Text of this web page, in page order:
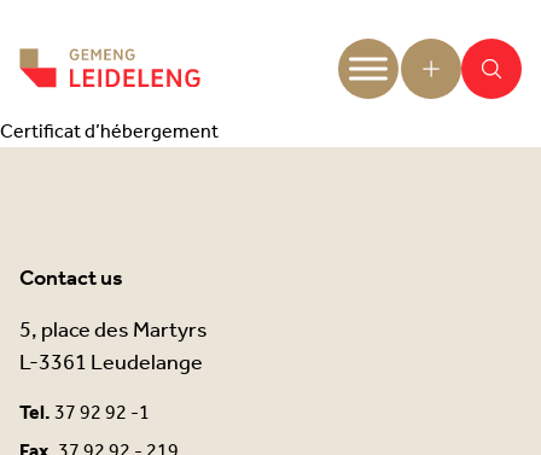
Certificat d’hébergement
Contact us
5, place des Martyrs
L-3361 Leudelange
Tel.37 92 92 -1